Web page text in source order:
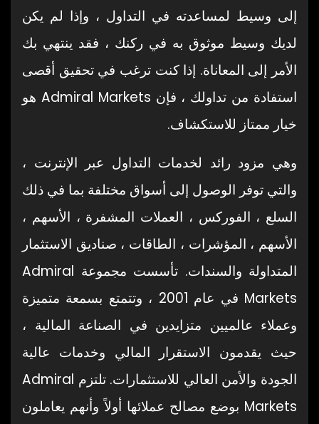
إلى وسيط لمساعدته في التداول ، وإذا لم يكن
لديك وسيط موثوق به في ركنك ، فقد ينتهي بك
الأمر إلى المعاناة. إذا كنت ترغب في تحقيق أقصى
استفادة من تداولك ، فإن Admiral Markets هو
خيار ممتاز للاستكشاف.
وهي مزود رائد لخدمات التداول عبر الإنترنت ،
والتي توفر الوصول إلى أسواق مختلفة بما في ذلك
السلع ، الفوركس ، العملات المشفرة ، الأسهم ،
الأسهم ، المؤشرات ، الطاقات ، صناديق الاستثمار
المتداولة والسندات. تأسست مجموعة Admiral
Markets في عام 2001 ، وتتمتع بسمعة متميزة
وعملاء عالميين متزايدين في الصناعة المالية ،
حيث يقدمون الاستقرار المالي وخدمات عالية
الجودة والأمن العالي للاستثمارات. تلتزم Admiral
Markets بوضع مصالح عملائها أولاً وأنهم يعاملون